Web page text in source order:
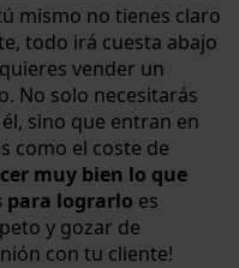
mismo no tienes claro
todo irá cuesta abajo
vender un
No solo necesitarás
sino que entran en
como el coste de
muy bien lo que
para lograrlo es
y gozar de
con tu cliente!